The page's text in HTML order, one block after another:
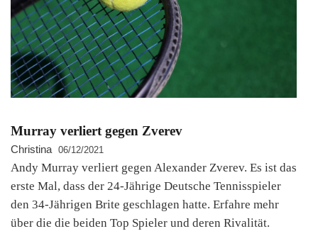
Murray verliert gegen Zverev
Christina 06/12/2021
Andy Murray verliert gegen Alexander Zverev. Es ist das
erste Mal, dass der 24-Jährige Deutsche Tennisspieler
den 34-Jährigen Brite geschlagen hatte. Erfahre mehr
über die die beiden Top Spieler und deren Rivalität.